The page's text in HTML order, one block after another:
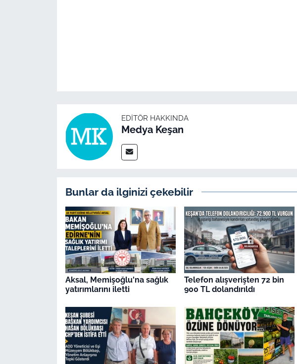
EDITÖR HAKKINDA
Medya Keşan
Bunlar da ilginizi çekebilir
Aksal, Memişoğlu'na sağlık
yatırımlarını iletti
Telefon alışverişten 72 bin
900 TL dolandırıldı